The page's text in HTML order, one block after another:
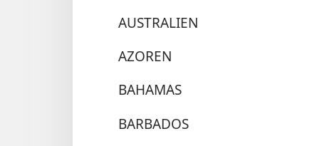
AUSTRALIEN
AZOREN
BAHAMAS
BARBADOS